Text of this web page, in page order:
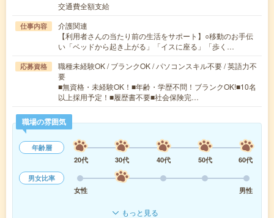
交通費全額支給
仕事内容
介護関連
【利用者さんの当たり前の生活をサポート】○移動のお手伝
い「ベッドから起き上がる」「イスに座る」「歩く…
応募資格
職種未経験OK / ブランクOK / パソコンスキル不要 / 英語力不
要
■無資格・未経験OK！■年齢・学歴不問！ブランクOK!■10名
以上採用予定！■履歴書不要■社会保険完…
職場の雰囲気
年齢層
20代
30代 40代 50代
60代
男女比率
女性
男性
もっと見る